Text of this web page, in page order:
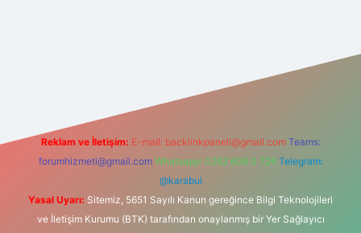
Reklam ve İletişim: E-mail: backlinkpaneli@gmail.com Teams:
forumhizmeti@gmail.com Whatsapp: 0262 606 0 726 Telegram:
@karabul
Yasal Uyarı: Sitemiz, 5651 Sayılı Kanun gereğince Bilgi Teknolojileri
ve İletişim Kurumu (BTK) tarafından onaylanmış bir Yer Sağlayıcı